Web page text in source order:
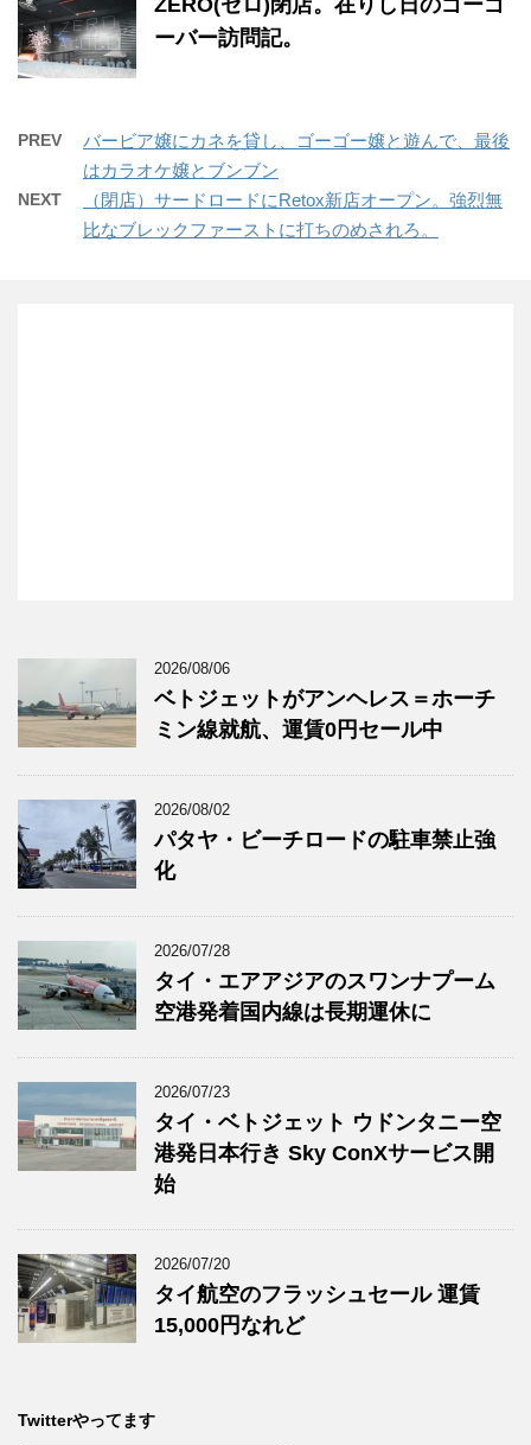
ZERO(ゼロ)閉店。在りし日のゴーゴ
ーバー訪問記。
PREV
バービア嬢にカネを貸し、ゴーゴー嬢と遊んで、最後
はカラオケ嬢とブンブン
NEXT
（閉店）サードロードにRetox新店オープン。強烈無
比なブレックファーストに打ちのめされろ。
2026/08/06
ベトジェットがアンヘレス＝ホーチ
ミン線就航、運賃0円セール中
2026/08/02
パタヤ・ビーチロードの駐車禁止強
化
2026/07/28
タイ・エアアジアのスワンナプーム
空港発着国内線は長期運休に
2026/07/23
タイ・ベトジェット ウドンタニー空
港発日本行き Sky ConXサービス開
始
2026/07/20
タイ航空のフラッシュセール 運賃
15,000円なれど
Twitterやってます